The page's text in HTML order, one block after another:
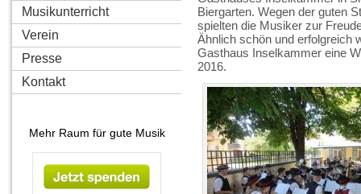
Musikunterricht
Verein
Presse
Kontakt
Mehr Raum für gute Musik
Biergarten. Wegen der guten
spielten die Musiker zur
Ähnlich schön und erfolgreich
Gasthaus Inselkammer eine
2016.